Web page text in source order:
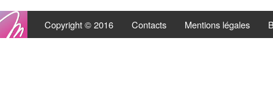
Copyright © 2016 Contacts Mentions légales